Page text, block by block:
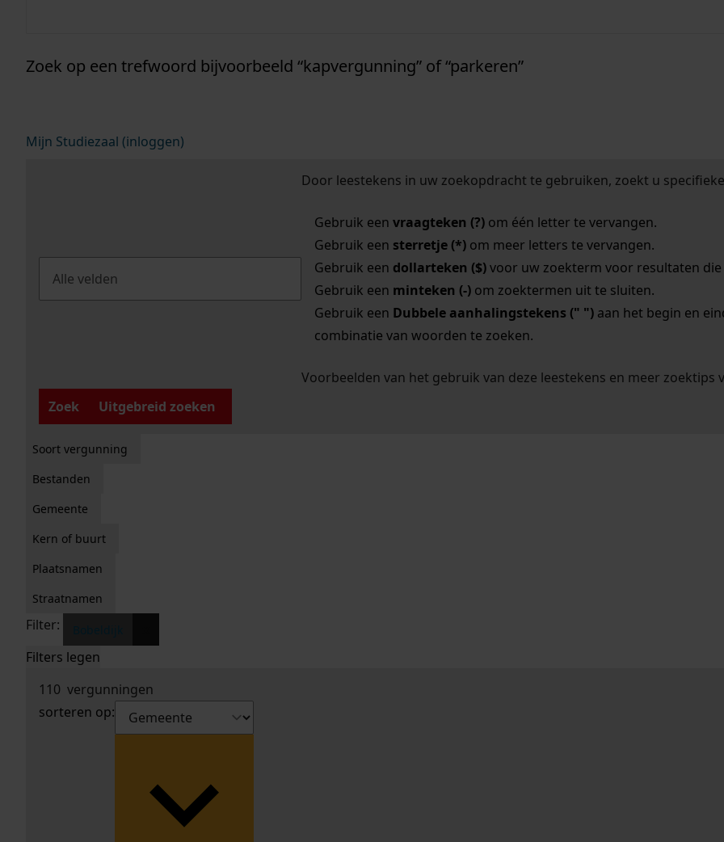
Zoek op een trefwoord bijvoorbeeld “kapvergunning” of “parkeren”
Mijn Studiezaal (inloggen)
Door leestekens in uw zoekopdracht te gebruiken, zoekt u
Gebruik een vraagteken (?)om één letter te vervangen.
Gebruik een sterretje (*)om meer letters te vervangen.
Gebruik een dollarteken ($)voor uw zoekterm voor resultaten die
Gebruik een minteken (-)om zoektermen uit te sluiten.
Gebruik een Dubbele aanhalingstekens (" ")aan het begin en
combinatie van woorden te zoeken.
Voorbeelden van het gebruik van deze leestekens en meer zoektips
Zoek
Uitgebreid zoeken
Soort vergunning
Bestanden
Gemeente
Kern of buurt
Plaatsnamen
Straatnamen
Filter:
Filters legen
110 vergunningen
sorteren op: